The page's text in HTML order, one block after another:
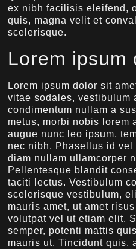
ex nibh facilisis eleifend,
quis, magna velit et
scelerisque.
Lorem ipsum
Lorem ipsum dolor sit
vitae sodales, vestibulum
condimentum nullam a
metus, morbi nobis lorem
augue nunc leo ipsum,
nec nibh. Phasellus id
diam nullam ullamcorper
Pellentesque blandit
taciti lectus. Vestibulum
scelerisque vestibulum,
mauris amet, ut amet
volutpat vel ut etiam elit.
semper, potenti mattis
mauris ut. Tincidunt quis,